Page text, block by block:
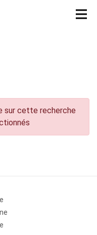
sur cette recherche